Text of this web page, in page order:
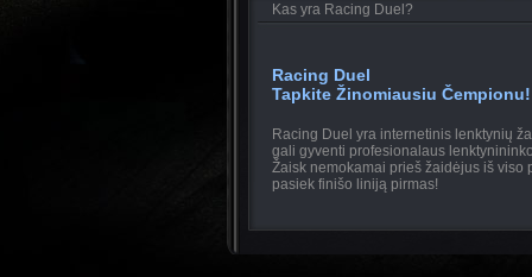
Kas yra Racing Duel?
Racing Duel
Tapkite Žinomiausiu Čempionu!
Racing Duel yra internetinis lenktynių
gali gyventi profesionalaus
Žaisk nemokamai prieš žaidėjus iš viso
pasiek finišo liniją pirmas!